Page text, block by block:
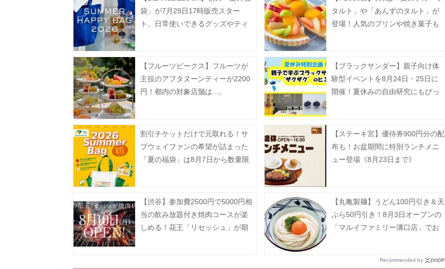
袋」が7月29日17時販売スター
ト。日常使いできるグッズやティ
タルト」や「あんずのタルト」が
登場！人気のプリンや焼き菓子も
【フルーツピークス】フルーツが
主役のアフタヌーンティーが2200
円！都内の対象店舗は...。
【ブラックサンダー】親子向け体
験型イベントを8月24日・25日に
開催！夏休みの自由研究にもぴっ
割引チケットだけで元取れる！サ
ブウェイファンの希望が詰まった
「夏の福袋」は8月7日から数量限
【ステーキ宮】優待券900円分の配
布も！お盆期間に特別ランチメニ
ュー登場《8月23日まで》
【渋谷】参加費2500円で5000円相
当の飲み放題付き焼肉コースが楽
しめる！花王「リセッシュ」が期
【丸亀製麺】うどん100円引き＆天
ぷら50円引き！8月3日オープンの
「マルイファミリー溝口店」でお
Recommended by